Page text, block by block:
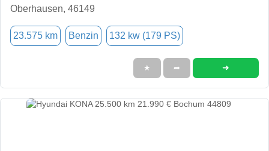
Oberhausen, 46149
23.575 km Benzin 132 kw (179 PS)
★ ➦ ➜